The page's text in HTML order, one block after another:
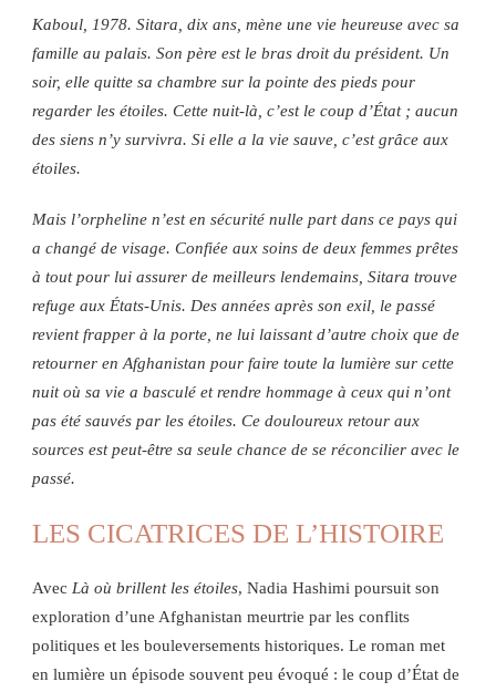
Kaboul, 1978. Sitara, dix ans, mène une vie heureuse avec sa
famille au palais. Son père est le bras droit du président. Un
soir, elle quitte sa chambre sur la pointe des pieds pour
regarder les étoiles. Cette nuit-là, c’est le coup d’État ; aucun
des siens n’y survivra. Si elle a la vie sauve, c’est grâce aux
étoiles.
Mais l’orpheline n’est en sécurité nulle part dans ce pays qui
a changé de visage. Confiée aux soins de deux femmes prêtes
à tout pour lui assurer de meilleurs lendemains, Sitara trouve
refuge aux États-Unis. Des années après son exil, le passé
revient frapper à la porte, ne lui laissant d’autre choix que de
retourner en Afghanistan pour faire toute la lumière sur cette
nuit où sa vie a basculé et rendre hommage à ceux qui n’ont
pas été sauvés par les étoiles. Ce douloureux retour aux
sources est peut-être sa seule chance de se réconcilier avec le
passé.
LES CICATRICES DE L’HISTOIRE
Avec Là où brillent les étoiles, Nadia Hashimi poursuit son
exploration d’une Afghanistan meurtrie par les conflits
politiques et les bouleversements historiques. Le roman met
en lumière un épisode souvent peu évoqué : le coup d’État de